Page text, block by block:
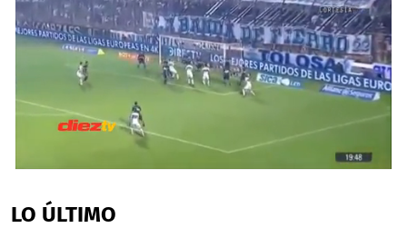
of
30
LO ÚLTIMO